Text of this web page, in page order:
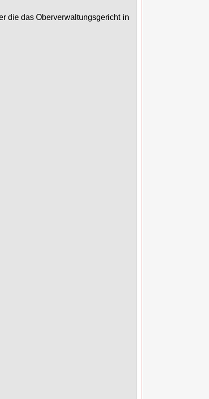
die das Oberverwaltungsgericht in